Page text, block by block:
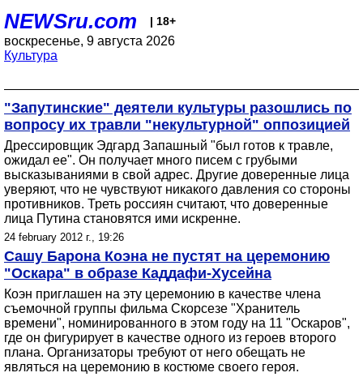
NEWSru.com | 18+
воскресенье, 9 августа 2026
Культура
"Запутинские" деятели культуры разошлись по
вопросу их травли "некультурной" оппозицией
Дрессировщик Эдгард Запашный "был готов к травле,
ожидал ее". Он получает много писем с грубыми
высказываниями в свой адрес. Другие доверенные лица
уверяют, что не чувствуют никакого давления со стороны
противников. Треть россиян считают, что доверенные
лица Путина становятся ими искренне.
24 february 2012 г., 19:26
Сашу Барона Коэна не пустят на церемонию
"Оскара" в образе Каддафи-Хусейна
Коэн приглашен на эту церемонию в качестве члена
съемочной группы фильма Скорсезе "Хранитель
времени", номинированного в этом году на 11 "Оскаров",
где он фигурирует в качестве одного из героев второго
плана. Организаторы требуют от него обещать не
являться на церемонию в костюме своего героя.